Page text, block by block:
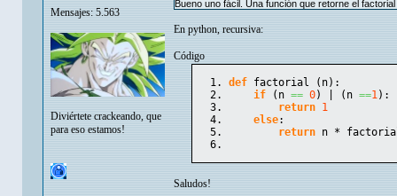
Mensajes: 5.563
Diviértete crackeando, que
para eso estamos!
Bueno uno fácil. Una función que retorne el
En python, recursiva:
Código
def factorial ( n) :
if
( n == 0) ( n ==1) :
return 1
else:
return n *
Saludos!